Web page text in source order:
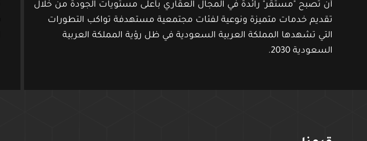
أن تصبح "مستقر" رائدة في المجال العقاري بأعلى مستويات الجودة من خلال
تقديم خدمات متميزة ونوعية لفئات مجتمعية مستهدفة تواكب التطورات
التي تشهدها المملكة العربية السعودية في ظل رؤية المملكة العربية
السعودية 2030.